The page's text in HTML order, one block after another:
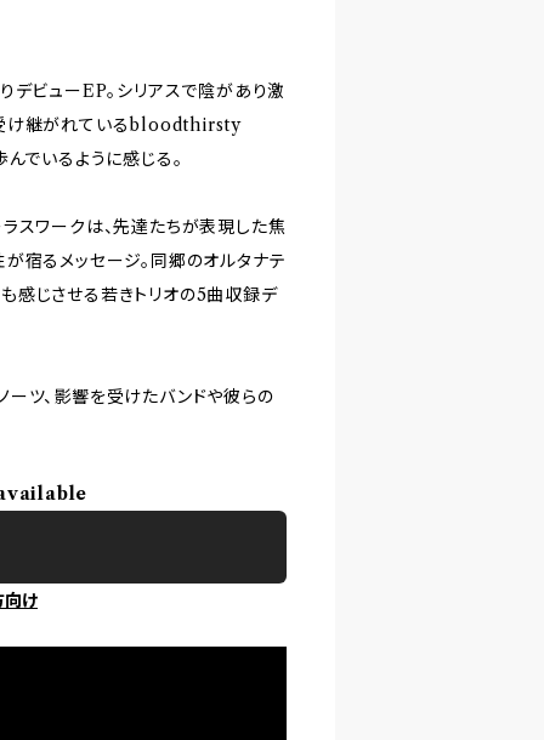
ビューEP。シリアスで陰があり激
受け継がれているbloodthirsty
でいるように感じる。
スワークは、先達たちが表現した焦
宿るメッセージ。同郷のオルタナテ
じさせる若きトリオの5曲収録デ
ツ、影響を受けたバンドや彼らの
向け